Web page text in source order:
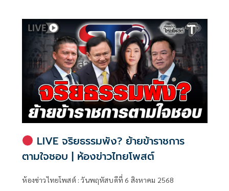
LIVE จริยธรรมพัง? ย้ายข้าราชการ
ตามใจชอบ | ห้องข่าวไทยโพสต์
ห้องข่าวไทยโพสต์ : วันพฤหัสบดีที่ 6 สิงหาคม 2568